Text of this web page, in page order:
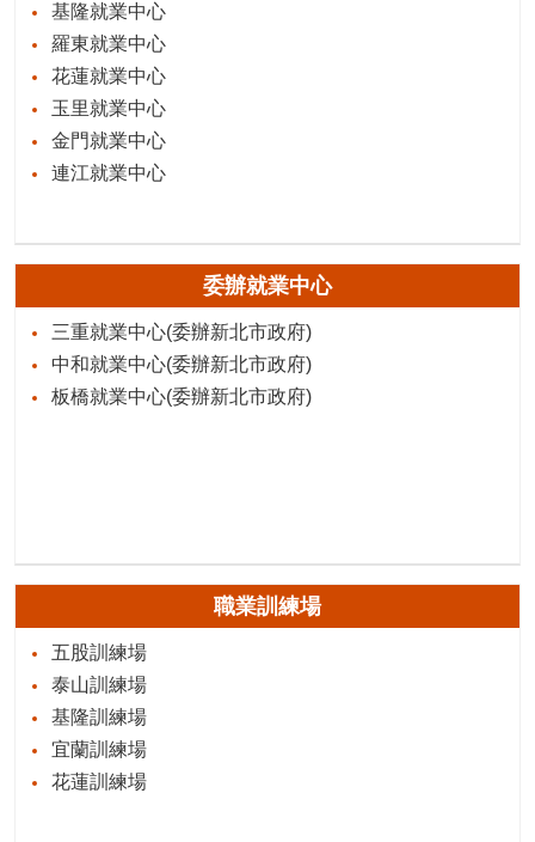
基隆就業中心
羅東就業中心
花蓮就業中心
玉里就業中心
金門就業中心
連江就業中心
委辦就業中心
三重就業中心(委辦新北市政府)
中和就業中心(委辦新北市政府)
板橋就業中心(委辦新北市政府)
職業訓練場
五股訓練場
泰山訓練場
基隆訓練場
宜蘭訓練場
花蓮訓練場